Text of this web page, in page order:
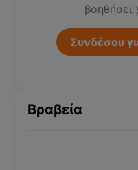
βοηθήσει
Συνδέσου
Βραβεία